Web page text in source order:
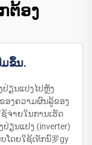
ຕ້ອງ
ມຂຶ້ນ.
ປ່ຽນແປງໄປຫຼັງ
ອງຄວາມຜົນລູ້ຂອງ
ຈ່າຍໃນການເຮັດ
ຽນແປງ (inverter)
ໂດຍໃຊ້ເทັກນົ罗gy